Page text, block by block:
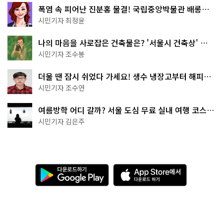
폭염 속 피어난 진분홍 물결! 국립중앙박물관 배롱나
무 명소
시민기자 최정윤
나의 마음을 사로잡은 건축물은? '서울시 건축상' 수
상작 공개!
시민기자 조수봉
더울 땐 잠시 쉬었다 가세요! 생수 냉장고부터 해피소
·무더위쉼터까지
시민기자 조수연
여름방학 어디 갈까? 서울 도심 무료 실내 여행 코스
추천
시민기자 김은주
다
운
로
A
p
p